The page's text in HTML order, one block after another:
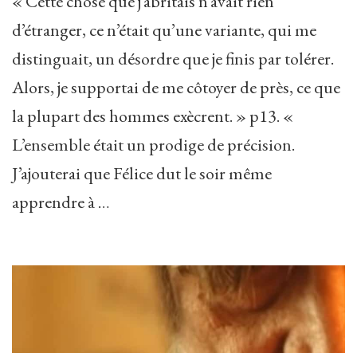
d’étranger, ce n’était qu’une variante, qui me
distinguait, un désordre que je finis par tolérer.
Alors, je supportai de me côtoyer de près, ce que
la plupart des hommes exècrent. » p13. «
L’ensemble était un prodige de précision.
J’ajouterai que Félice dut le soir même
apprendre à …